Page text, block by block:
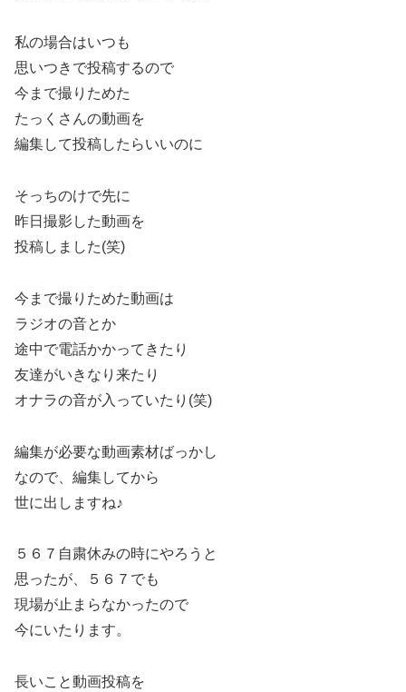
私の場合はいつも
思いつきで投稿するので
今まで撮りためた
たっくさんの動画を
編集して投稿したらいいのに
そっちのけで先に
昨日撮影した動画を
投稿しました(笑)
今まで撮りためた動画は
ラジオの音とか
途中で電話かかってきたり
友達がいきなり来たり
オナラの音が入っていたり(笑)
編集が必要な動画素材ばっかし
なので、編集してから
世に出しますね♪
５６７自粛休みの時にやろうと
思ったが、５６７でも
現場が止まらなかったので
今にいたります。
長いこと動画投稿を